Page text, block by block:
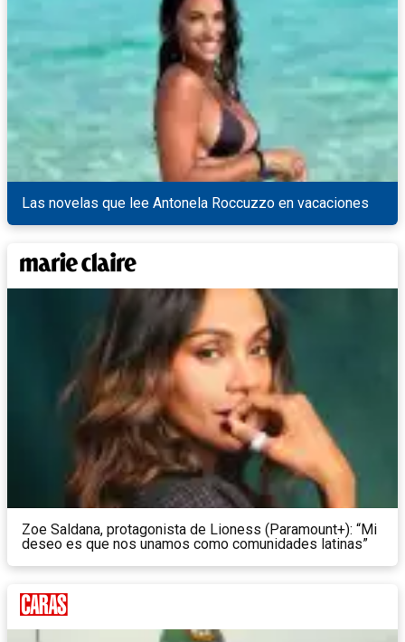
Las novelas que lee Antonela Roccuzzo en vacaciones
Zoe Saldana, protagonista de Lioness (Paramount+): “Mi
deseo es que nos unamos como comunidades latinas”